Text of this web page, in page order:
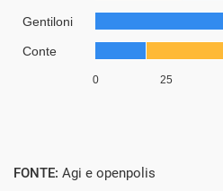
FONTE: Agi e openpolis